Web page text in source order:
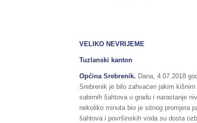
VELIKO NEVRIJEME
Tuzlanski kanton
Općina Srebrenik. Dana, 4.07.2018
Srebrenik je bilo zahvaćen jakim
sabirnih šahtova u gradu i narastanje
nekoliko minuta bio je sitnog promjera
šahtova i površinskih voda su dosta